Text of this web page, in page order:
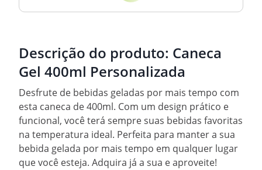
Descrição do produto: Caneca
Gel 400ml Personalizada
Desfrute de bebidas geladas por mais tempo com
esta caneca de 400ml. Com um design prático e
funcional, você terá sempre suas bebidas favoritas
na temperatura ideal. Perfeita para manter a sua
bebida gelada por mais tempo em qualquer lugar
que você esteja. Adquira já a sua e aproveite!